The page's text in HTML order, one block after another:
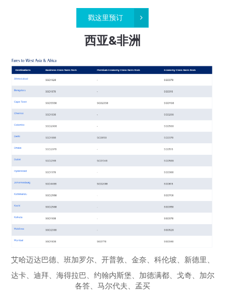
戳这里预订
西亚&非洲
艾哈迈达巴德、班加罗尔、开普敦、金奈、科伦坡、新德里、
达卡、迪拜、海得拉巴、约翰内斯堡、加德满都、戈奇、加尔
各答、马尔代夫、孟买